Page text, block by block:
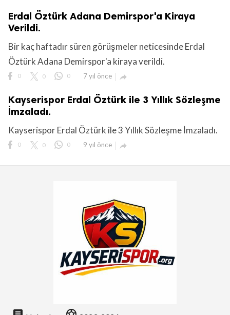
Erdal Öztürk Adana Demirspor'a Kiraya
Verildi.
Bir kaç haftadır süren görüşmeler neticesinde Erdal
Öztürk Adana Demirspor'a kiraya verildi.
0 0 0 7 yıl önce 
Kayserispor Erdal Öztürk ile 3 Yıllık Sözleşme
İmzaladı.
Kayserispor Erdal Öztürk ile 3 Yıllık Sözleşme İmzaladı.
0 0 0 9 yıl önce 